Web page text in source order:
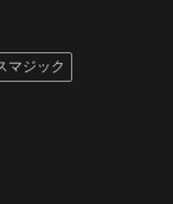
マジック